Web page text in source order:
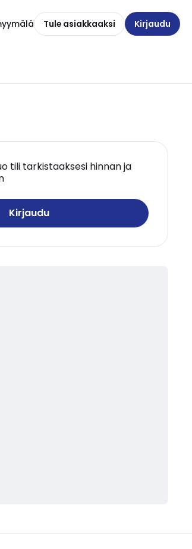
Tule asiakkaaksi Kirjaudu
tili tarkistaaksesi hinnan ja
Kirjaudu